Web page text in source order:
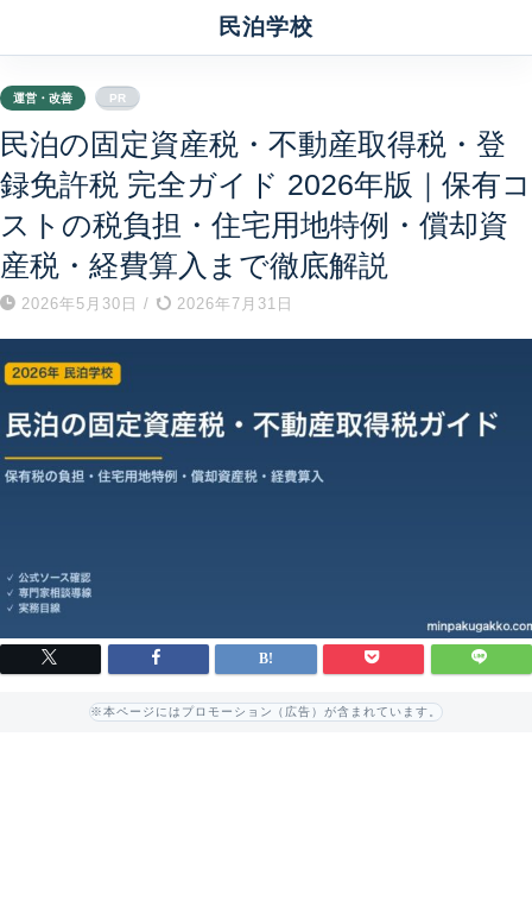
民泊学校
運営・改善 PR
民泊の固定資産税・不動産取得税・登
録免許税 完全ガイド 2026年版｜保有コ
ストの税負担・住宅用地特例・償却資
産税・経費算入まで徹底解説
2026年5月30日 / 2026年7月31日
※本ページにはプロモーション（広告）が含まれています。